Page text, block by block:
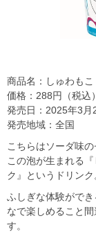
商品名：しゅわも
価格：288円（税込）
発売日：2025年3月
発売地域：全国
こちらはソーダ味
この泡が生まれる
ク』というドリンク
ふしぎな体験がで
なで楽しめること
す。